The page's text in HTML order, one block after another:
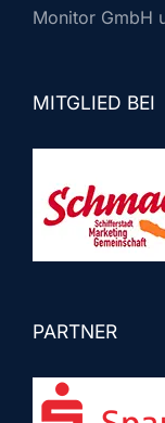
Monitor GmbH
MITGLIED BEI
PARTNER